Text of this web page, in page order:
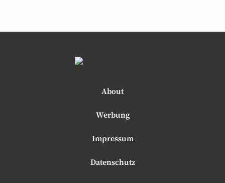
About
Werbung
Impressum
Datenschutz